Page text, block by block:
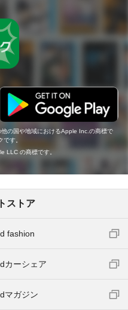
の国や地域におけるApple Inc.の商標で
す。
LLC の商標です。
ストア
d fashion
dカーシェア
dマガジン